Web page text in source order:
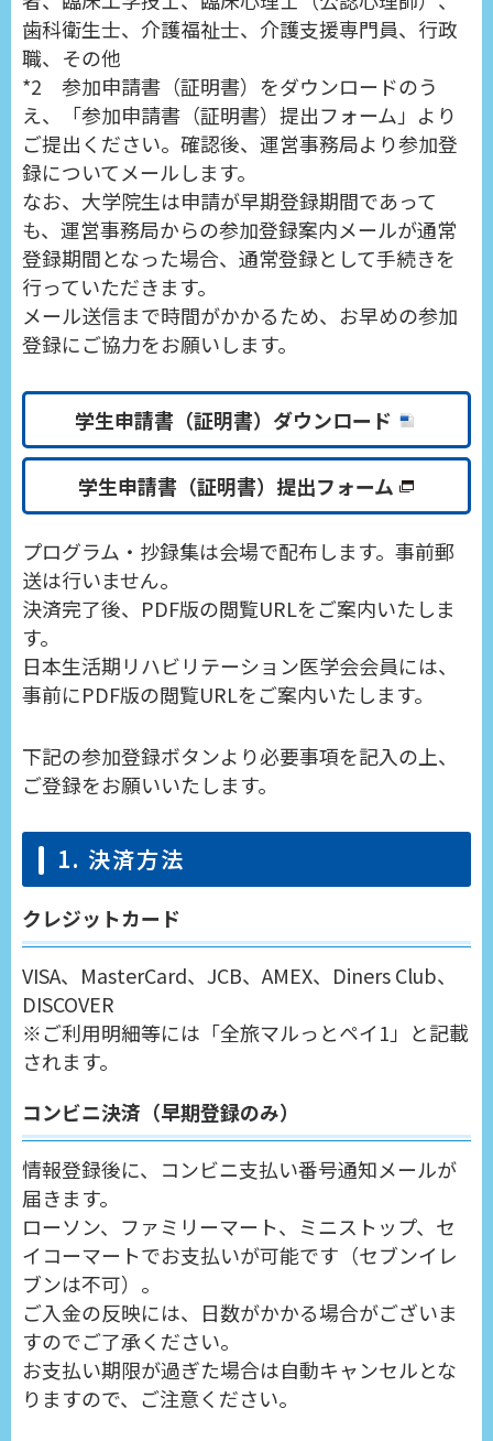
歯科衛生士、介護福祉士、介護支援専門員、行政
職、その他
*2 参加申請書（証明書）をダウンロードのう
え、「参加申請書（証明書）提出フォーム」より
ご提出ください。確認後、運営事務局より参加登
録についてメールします。
なお、大学院生は申請が早期登録期間であって
も、運営事務局からの参加登録案内メールが通常
登録期間となった場合、通常登録として手続きを
行っていただきます。
メール送信まで時間がかかるため、お早めの参加
登録にご協力をお願いします。
学生申請書（証明書）ダウンロード
学生申請書（証明書）提出フォーム
プログラム・抄録集は会場で配布します。事前郵
送は行いません。
決済完了後、PDF版の閲覧URLをご案内いたしま
す。
日本生活期リハビリテーション医学会会員には、
事前にPDF版の閲覧URLをご案内いたします。
下記の参加登録ボタンより必要事項を記入の上、
ご登録をお願いいたします。
1. 決済方法
クレジットカード
VISA、MasterCard、JCB、AMEX、Diners Club、
DISCOVER
※ご利用明細等には「全旅マルっとペイ1」と記載
されます。
コンビニ決済（早期登録のみ）
情報登録後に、コンビニ支払い番号通知メールが
届きます。
ローソン、ファミリーマート、ミニストップ、セ
イコーマートでお支払いが可能です（セブンイレ
ブンは不可）。
ご入金の反映には、日数がかかる場合がございま
すのでご了承ください。
お支払い期限が過ぎた場合は自動キャンセルとな
りますので、ご注意ください。